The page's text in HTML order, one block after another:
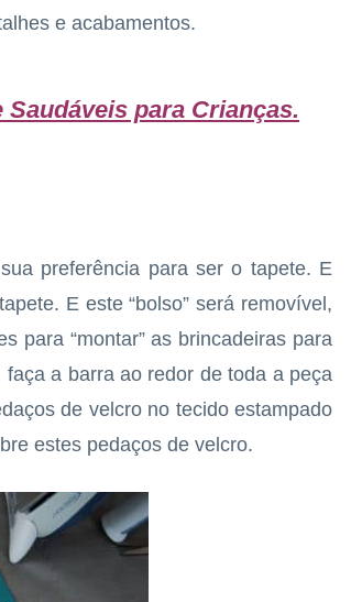
e acabamentos.
para Crianças.
preferência para ser o tapete. E
E este “bolso” será removível,
para “montar” as brincadeiras para
a barra ao redor de toda a peça
de velcro no tecido estampado
estes pedaços de velcro.